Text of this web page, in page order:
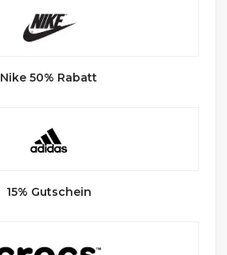
Nike 50% Rabatt
15% Gutschein